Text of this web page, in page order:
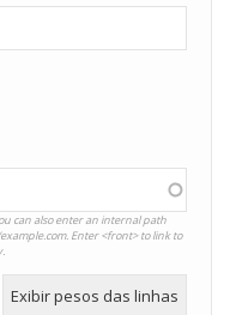
can also enter an internal path
. Enter<front>to link to
Exibir pesos das linhas